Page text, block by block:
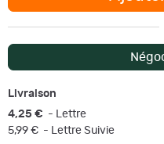
Livraison
4,25 € - Lettre
5,99 € - Lettre Suivie